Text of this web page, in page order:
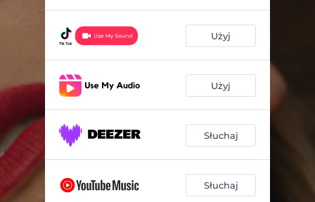
Użyj
Użyj
Słuchaj
Słuchaj